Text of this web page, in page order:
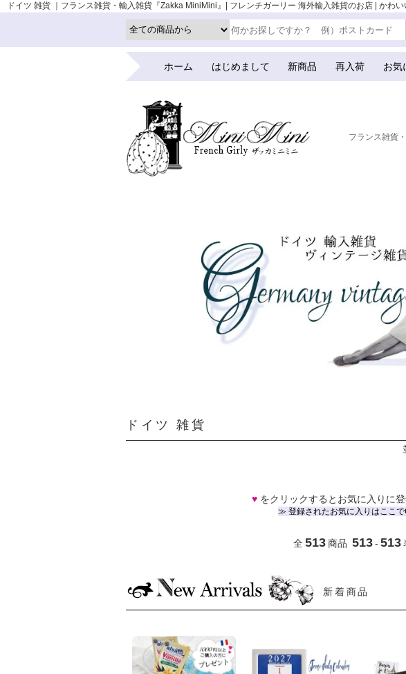
ドイツ 雑貨 ｜フランス雑貨・輸入雑貨『Zakka MiniMini』| フレンチガーリー 海外輸入雑貨のお店 | かわ
ホーム はじめまして 新商品 再入荷 お気
フランス雑貨
ドイツ 雑貨
♥ をクリックするとお気に入りに登
≫ 登録されたお気に入りはここで
全 513 商品 513 - 513
新着商品